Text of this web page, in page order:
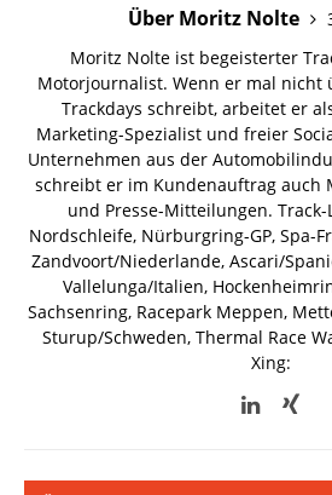
Über Moritz Nolte
Moritz Nolte ist begeisterter
Motorjournalist. Wenn er mal nicht
Trackdays schreibt, arbeitet er
Marketing-Spezialist und freier
Unternehmen aus der
schreibt er im Kundenauftrag auch
und Presse-Mitteilungen.
Nordschleife, Nürburgring-GP, Spa-
Zandvoort/Niederlande, Ascari/
Vallelunga/Italien,
Sachsenring, Racepark Meppen,
Sturup/Schweden, Thermal Race
Xing: